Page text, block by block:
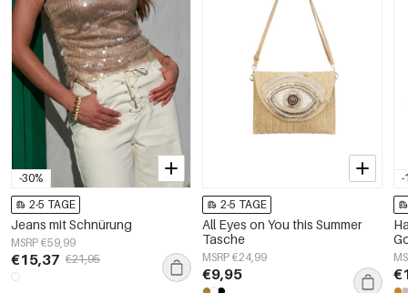
-30%
2-5 TAGE
Jeans mit Schnürung
MSRP €59,99
€15,37 €21,95
2-5 TAGE
All Eyes on You this Summer
Tasche
MSRP €24,99
€9,95
-